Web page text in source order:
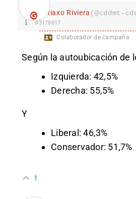
Riaxo Riviera (@cddmt-
#3178817
Colaborador de campaña
Según la autoubicación de
Izquierda: 42,5%
Derecha: 55,5%
Y
Liberal: 46,3%
Conservador: 51,7%
1